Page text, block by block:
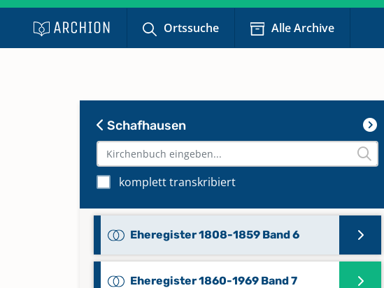
Ortssuche Alle Archive
Schafhausen
komplett transkribiert
Eheregister 1808-1859 Band 6
Eheregister 1860-1969 Band 7